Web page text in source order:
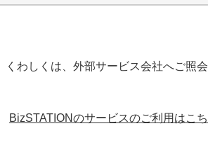
わしくは、外部サービス会社へご照会
BizSTATIONのサービスのご利用はこ